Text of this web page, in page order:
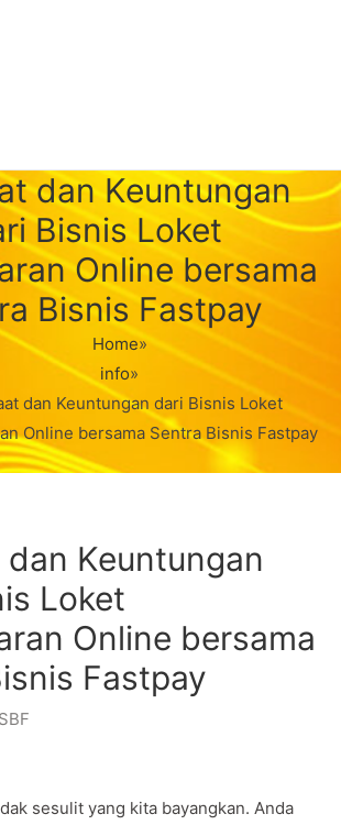
dan Keuntungan
Bisnis Loket
Online bersama
Bisnis Fastpay
Home»
info»
dan Keuntungan dari Bisnis Loket
Online bersama Sentra Bisnis Fastpay
Keuntungan
Loket
Online bersama
Fastpay
sesulit yang kita bayangkan. Anda